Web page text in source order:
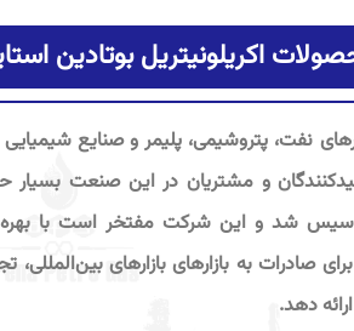
اکریلونیتریل بوتادین
نفت، پتروشیمی، پلیمر و صنایع
شد و این شرکت مفتخر است با
صادرات به بازارهای بازارهای
دهد.